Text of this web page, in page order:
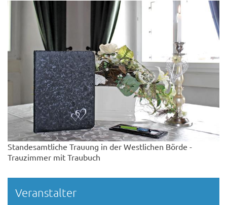
Standesamtliche Trauung in der Westlichen Börde -
Trauzimmer mit Traubuch
Veranstalter